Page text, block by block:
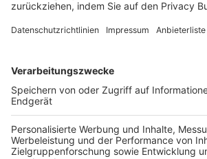
FOLGE DEM BFV
TOP-VEREINE